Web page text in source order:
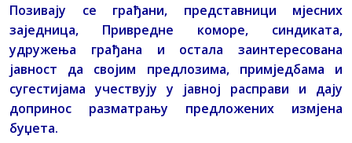
Позивају се грађани, представници мјесних
заједница, Привредне коморе, синдиката,
удружења грађана и остала заинтересована
јавност да својим предлозима, примједбама и
сугестијама учествују у јавној расправи и дају
допринос разматрању предложених измјена
буџета.